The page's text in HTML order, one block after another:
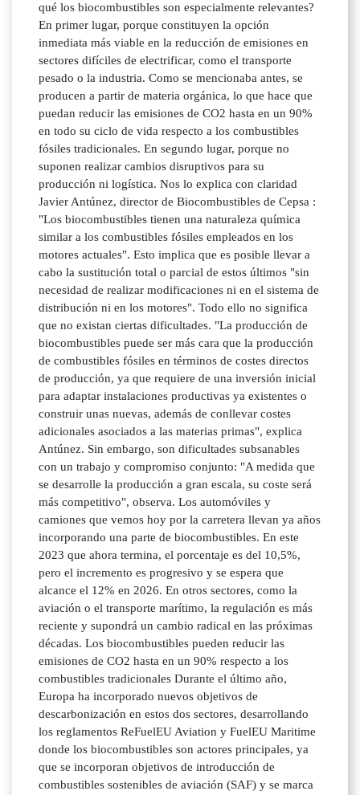
qué los biocombustibles son especialmente relevantes?
En primer lugar, porque constituyen la opción
inmediata más viable en la reducción de emisiones en
sectores difíciles de electrificar, como el transporte
pesado o la industria. Como se mencionaba antes, se
producen a partir de materia orgánica, lo que hace que
puedan reducir las emisiones de CO2 hasta en un 90%
en todo su ciclo de vida respecto a los combustibles
fósiles tradicionales. En segundo lugar, porque no
suponen realizar cambios disruptivos para su
producción ni logística. Nos lo explica con claridad
Javier Antúnez, director de Biocombustibles de Cepsa :
"Los biocombustibles tienen una naturaleza química
similar a los combustibles fósiles empleados en los
motores actuales". Esto implica que es posible llevar a
cabo la sustitución total o parcial de estos últimos "sin
necesidad de realizar modificaciones ni en el sistema de
distribución ni en los motores". Todo ello no significa
que no existan ciertas dificultades. "La producción de
biocombustibles puede ser más cara que la producción
de combustibles fósiles en términos de costes directos
de producción, ya que requiere de una inversión inicial
para adaptar instalaciones productivas ya existentes o
construir unas nuevas, además de conllevar costes
adicionales asociados a las materias primas", explica
Antúnez. Sin embargo, son dificultades subsanables
con un trabajo y compromiso conjunto: "A medida que
se desarrolle la producción a gran escala, su coste será
más competitivo", observa. Los automóviles y
camiones que vemos hoy por la carretera llevan ya años
incorporando una parte de biocombustibles. En este
2023 que ahora termina, el porcentaje es del 10,5%,
pero el incremento es progresivo y se espera que
alcance el 12% en 2026. En otros sectores, como la
aviación o el transporte marítimo, la regulación es más
reciente y supondrá un cambio radical en las próximas
décadas. Los biocombustibles pueden reducir las
emisiones de CO2 hasta en un 90% respecto a los
combustibles tradicionales Durante el último año,
Europa ha incorporado nuevos objetivos de
descarbonización en estos dos sectores, desarrollando
los reglamentos ReFuelEU Aviation y FuelEU Maritime
donde los biocombustibles son actores principales, ya
que se incorporan objetivos de introducción de
combustibles sostenibles de aviación (SAF) y se marca